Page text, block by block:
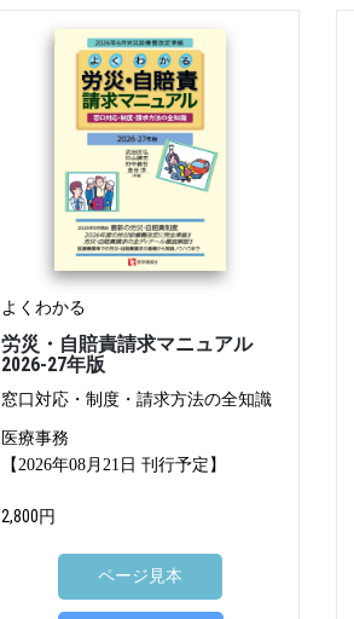
よくわかる
労災・自賠責請求マニュアル
2026-27年版
窓口対応・制度・請求方法の全知識
医療事務
【2026年08月21日 刊行予定】
2,800円
ページ見本